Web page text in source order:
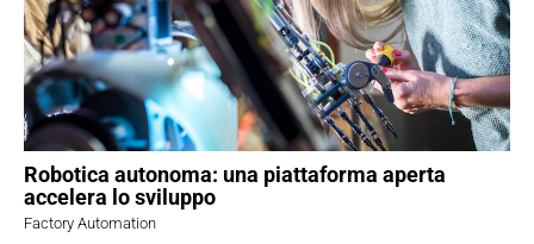
Robotica autonoma: una piattaforma aperta
accelera lo sviluppo
Factory Automation